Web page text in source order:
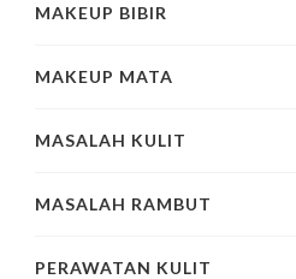
MAKEUP BIBIR
MAKEUP MATA
MASALAH KULIT
MASALAH RAMBUT
PERAWATAN KULIT